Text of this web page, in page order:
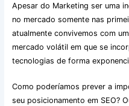
Apesar do Marketing ser uma
no mercado somente nas
atualmente convivemos com
mercado volátil em que se
tecnologias de forma
Como poderíamos prever a
seu posicionamento em SEO?